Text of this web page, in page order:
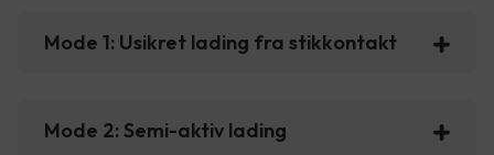
Mode 1: Usikret lading fra stikkontakt
Mode 2: Semi-aktiv lading